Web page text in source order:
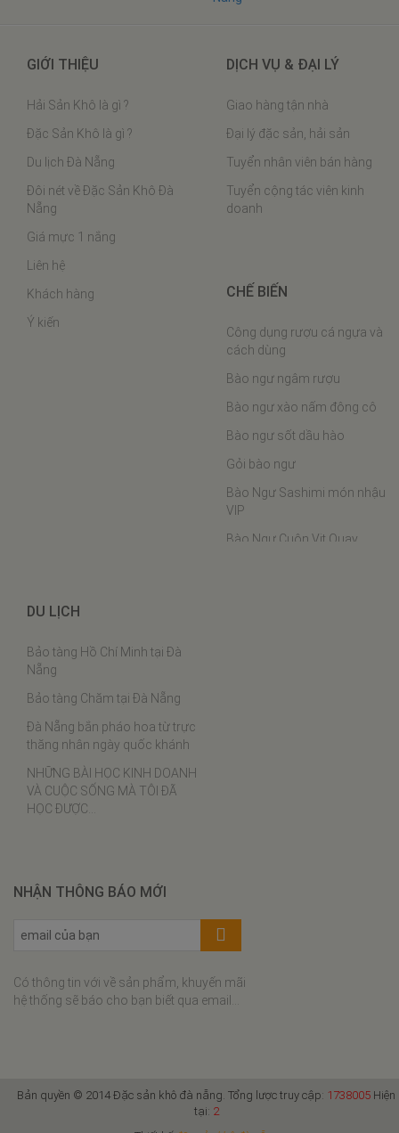
GIỚI THIỆU
Hải Sản Khô là gì ?
Đặc Sản Khô là gì ?
Du lịch Đà Nẵng
Đôi nét về Đặc Sản Khô Đà
Nẵng
Giá mực 1 nắng
Liên hệ
Khách hàng
Ý kiến
DỊCH VỤ & ĐẠI LÝ
Giao hàng tận nhà
Đại lý đặc sản, hải sản
Tuyển nhân viên bán hàng
Tuyển cộng tác viên kinh
doanh
CHẾ BIẾN
Công dụng rượu cá ngựa và
cách dùng
Bào ngư ngâm rượu
Bào ngư xào nấm đông cô
Bào ngư sốt dầu hào
Gỏi bào ngư
Bào Ngư Sashimi món nhậu
VIP
Bào Ngư Cuộn Vịt Quay
Gà rim hạt điều tôm khô
DU LỊCH
Bảo tàng Hồ Chí Minh tại Đà
Nẵng
Bảo tàng Chăm tại Đà Nẵng
Đà Nẵng bắn pháo hoa từ trực
thăng nhân ngày quốc khánh
NHỮNG BÀI HỌC KINH DOANH
VÀ CUỘC SỐNG MÀ TÔI ĐÃ
HỌC ĐƯỢC…
NHẬN THÔNG BÁO MỚI
Có thông tin với về sản phẩm, khuyến mãi
hệ thống sẽ báo cho bạn biết qua email...
Bản quyền © 2014 Đặc sản khô đà nẵng. Tổng lược truy cập: 1738005 Hiện
tại: 2